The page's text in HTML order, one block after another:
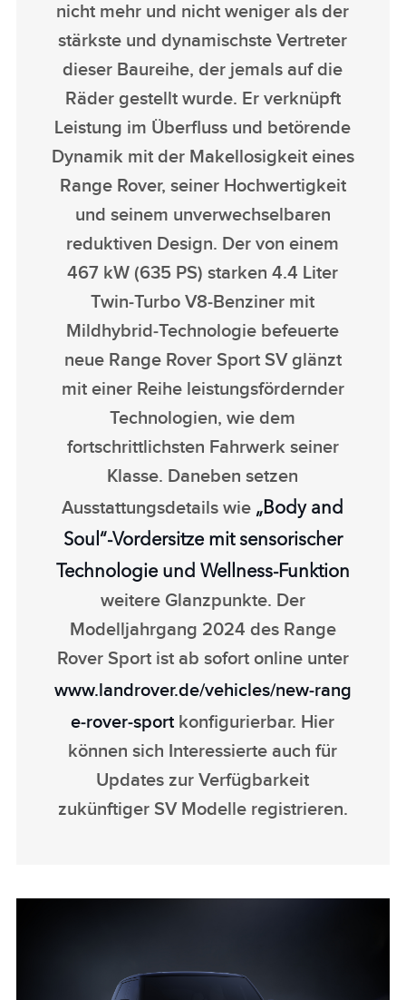
nicht mehr und nicht weniger als der
stärkste und dynamischste Vertreter
dieser Baureihe, der jemals auf die
Räder gestellt wurde. Er verknüpft
Leistung im Überfluss und betörende
Dynamik mit der Makellosigkeit eines
Range Rover, seiner Hochwertigkeit
und seinem unverwechselbaren
reduktiven Design. Der von einem
467 kW (635 PS) starken 4.4 Liter
Twin‑Turbo V8‑Benziner mit
Mildhybrid‑Technologie befeuerte
neue Range Rover Sport SV glänzt
mit einer Reihe leistungsfördernder
Technologien, wie dem
fortschrittlichsten Fahrwerk seiner
Klasse. Daneben setzen
Ausstattungsdetails wie „Body and
Soul“‑Vordersitze mit sensorischer
Technologie und Wellness‑Funktion
weitere Glanzpunkte. Der
Modelljahrgang 2024 des Range
Rover Sport ist ab sofort online unter
www.landrover.de/vehicles/new‑rang
e‑rover‑sport konfigurierbar. Hier
können sich Interessierte auch für
Updates zur Verfügbarkeit
zukünftiger SV Modelle registrieren.